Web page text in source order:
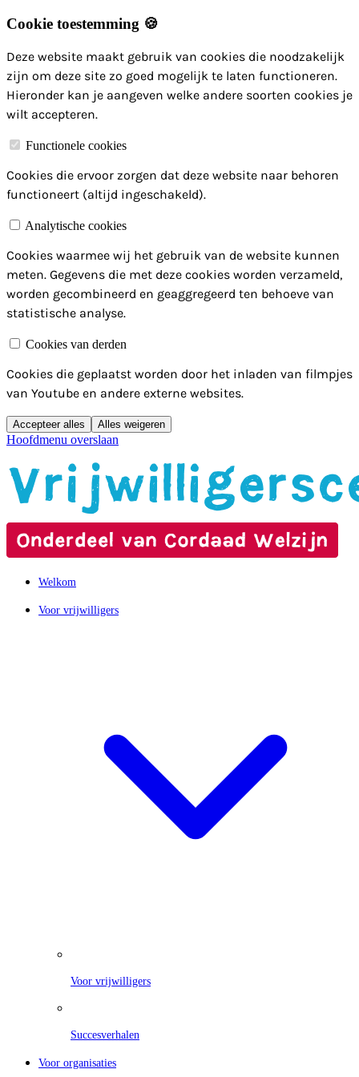
Cookie toestemming 🍪
Deze website maakt gebruik van cookies die noodzakelijk
zijn om deze site zo goed mogelijk te laten functioneren.
Hieronder kan je aangeven welke andere soorten cookies je
wilt accepteren.
Functionele cookies
Cookies die ervoor zorgen dat deze website naar behoren
functioneert (altijd ingeschakeld).
Analytische cookies
Cookies waarmee wij het gebruik van de website kunnen
meten. Gegevens die met deze cookies worden verzameld,
worden gecombineerd en geaggregeerd ten behoeve van
statistische analyse.
Cookies van derden
Cookies die geplaatst worden door het inladen van filmpjes
van Youtube en andere externe websites.
Accepteer alles Alles weigeren
Hoofdmenu overslaan
Welkom
Voor vrijwilligers
Voor vrijwilligers
Succesverhalen
Voor organisaties